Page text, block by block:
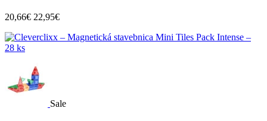
20,66€ 22,95€
Sale